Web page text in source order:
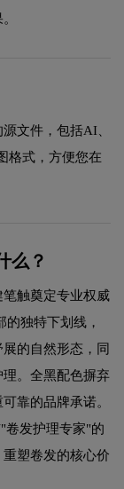
文件，包括AI、
格式，方便您在
么？
触奠定专业权威
独特下划线，
的自然形态，同
。全黑配色摒弃
靠的品牌承诺。
卷发护理专家"的
塑卷发的核心价